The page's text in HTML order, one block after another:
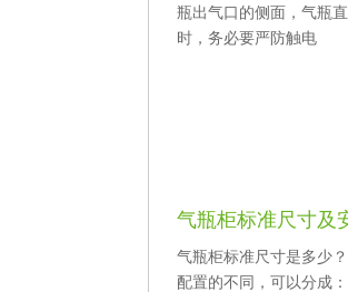
瓶出气口的侧面，气瓶
时，务必要严防触电
气瓶柜标准尺寸及
气瓶柜标准尺寸是多少
配置的不同，可以分成